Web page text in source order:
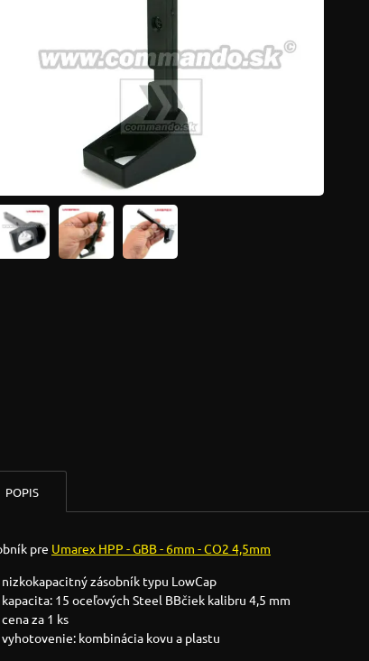
POPIS
pre Umarex HPP - GBB - 6mm - CO2 4,5mm
nizkokapacitný zásobník typu LowCap
kapacita: 15 oceľových Steel BBčiek kalibru 4,5 mm
cena za 1 ks
vyhotovenie: kombinácia kovu a plastu